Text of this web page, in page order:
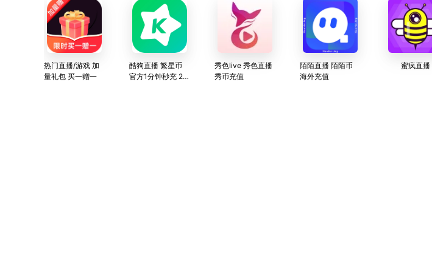
热门直播/游戏 加
量礼包 买一赠一
酷狗直播 繁星币
官方1分钟秒充 24
秀色live 秀色直播
秀币充值
陌陌直播 陌陌币
海外充值
蜜疯直播